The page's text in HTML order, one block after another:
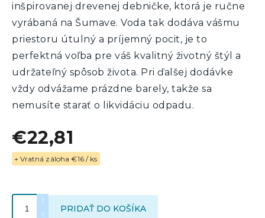
€22,81
+ Vratná záloha €16 / ks
PRIDAŤ DO KOŠÍKA
inšpirovanej drevenej debničke, ktorá je ručne
vyrábaná na Šumave. Voda tak dodáva vášmu
priestoru útulný a príjemný pocit, je to
perfektná voľba pre váš kvalitný životný štýl a
udržateľný spôsob života. Pri ďalšej dodávke
vždy odvážame prázdne barely, takže sa
nemusíte starať o likvidáciu odpadu.